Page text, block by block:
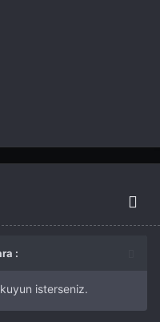
:
isterseniz.